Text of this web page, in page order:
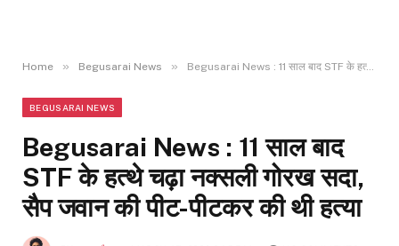
Home » Begusarai News » Begusarai News : 11 साल बाद STF के हत्थे चढ़ा नक्सली गोरख सदा, सैप जवान की पीट-पीटकर की थी हत्या
BEGUSARAI NEWS
Begusarai News : 11 साल बाद
STF के हत्थे चढ़ा नक्सली गोरख सदा,
सैप जवान की पीट-पीटकर की थी हत्या